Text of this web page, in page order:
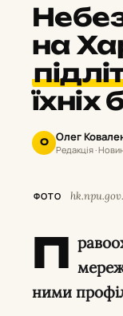
на
їхніх
О Олег
Редакція ·
ФОТО
П
ними